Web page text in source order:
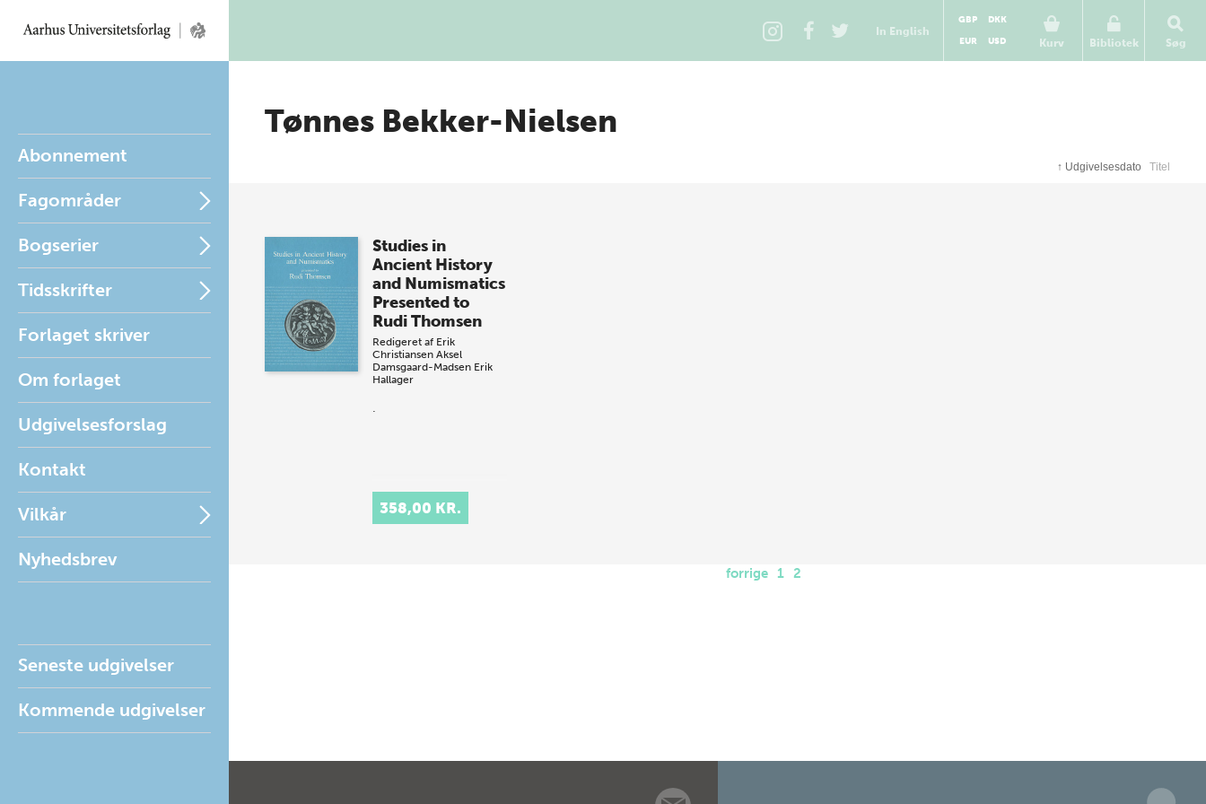
In English
Kurv
GBP
DKK
EUR
USD Bibliotek Søg
Abonnement
Fagområder
Bogserier
Tidsskrifter
Forlaget skriver
Om forlaget
Udgivelsesforslag
Kontakt
Vilkår
Nyhedsbrev
Seneste udgivelser
Kommende udgivelser
Tønnes Bekker-Nielsen
↑ Udgivelsesdato Titel
Studies in
Ancient History
and Numismatics
Presented to
Rudi Thomsen
Redigeret af Erik
Christiansen Aksel
Damsgaard-Madsen Erik
Hallager
.
358,00 KR.
forrige 1 2